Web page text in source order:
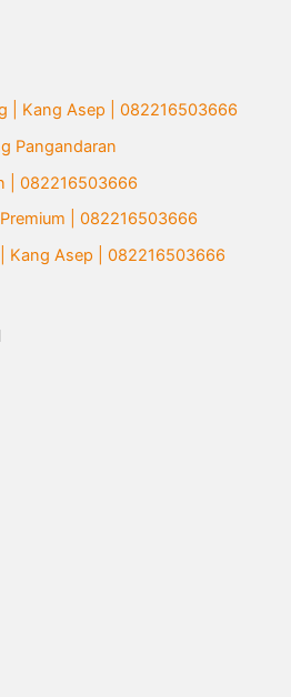
| Kang Asep | 082216503666
Pangandaran
| 082216503666
| 082216503666
Kang Asep | 082216503666